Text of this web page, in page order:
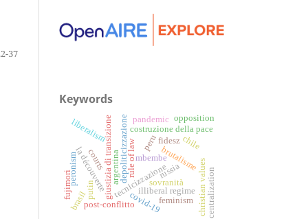
37
Keywords
giustizia di transizionedepoliticizzazione
tecnicizzazione
rule of law
costruzione della pace
post-conflitto
mbembe
la découverte brutalisme
fidesz
christian values
illiberal regime
liberalism
russia
sovranità
putin
argentina
peronism
pandemic
centralization
brasil covid-19
courts
feminism
peru
fujimori
chile
opposition